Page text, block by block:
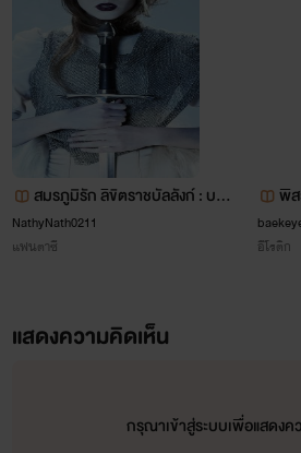
1.ลีลารัญจวน
บารอน ครูซ ตัดสินใจประมูลลีลาวดีมาเพื่อรองรับความใคร่ แต่
ราชันย์เก็บเด็กอายุ12ปีมาเลี้ยงจนโตเป็นสาว เขามองว่าดวงใจ
นาบางอย่างก็โถมเข้ามาอย่างไม่อาจต้านทาน
สมรภูมิรัก ลิขิตราชบัลลังก์ : บท
กวี แห่ง ราชินีนักรบ (NC18+)
NathyNath0211
แฟนตาซี
พิ
อีโรติก
แสดงความคิดเห็น
กรุณาเข้าสู่ระบบเพื่อแสดงค